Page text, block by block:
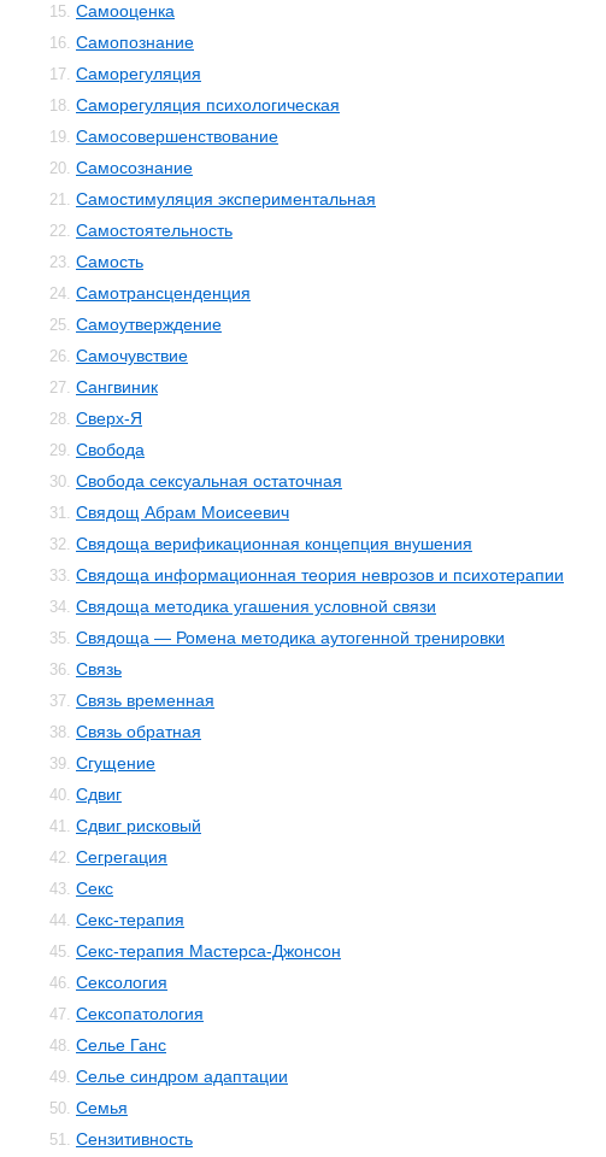
15. Самооценка
16. Самопознание
17. Саморегуляция
18. Саморегуляция психологическая
19. Самосовершенствование
20. Самосознание
21. Самостимуляция экспериментальная
22. Самостоятельность
23. Самость
24. Самотрансценденция
25. Самоутверждение
26. Самочувствие
27. Сангвиник
28. Сверх-Я
29. Свобода
30. Свобода сексуальная остаточная
31. Свядощ Абрам Моисеевич
32. Свядоща верификационная концепция внушения
33. Свядоща информационная теория неврозов и психотерапии
34. Свядоща методика угашения условной связи
35. Свядоща — Ромена методика аутогенной тренировки
36. Связь
37. Связь временная
38. Связь обратная
39. Сгущение
40. Сдвиг
41. Сдвиг рисковый
42. Сегрегация
43. Секс
44. Секс-терапия
45. Секс-терапия Мастерса-Джонсон
46. Сексология
47. Сексопатология
48. Селье Ганс
49. Селье синдром адаптации
50. Семья
51. Сензитивность